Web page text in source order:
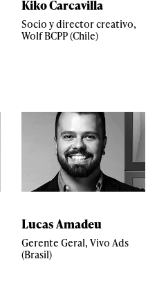
Kiko Carcavilla
Socio y director creativo,
Wolf BCPP (Chile)
Lucas Amadeu
Gerente Geral, Vivo Ads
(Brasil)